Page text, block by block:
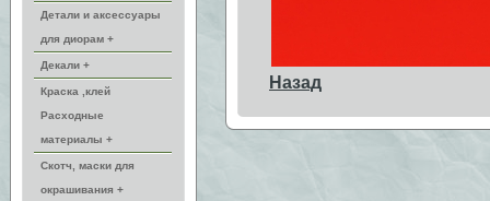
Детали и аксессуары
для диорам +
Декали +
Краска ,клей
Расходные
материалы +
Скотч, маски для
окрашивания +
Назад